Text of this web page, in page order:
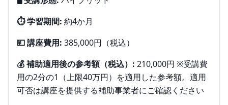
⏱️ 学習期間: 約4か月
💴 講座費用: 385,000円（税込）
💰 補助適用後の参考額（税込）: 210,000円 ※受講費
用の2分の1（上限40万円）を適用した参考額。適用
可否は講座を提供する補助事業者にご確認ください